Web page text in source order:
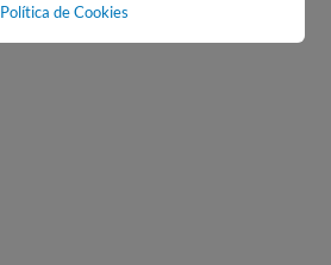
Política de Cookies